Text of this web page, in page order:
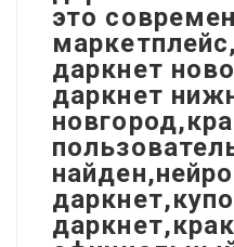
это
даркнет
даркнет